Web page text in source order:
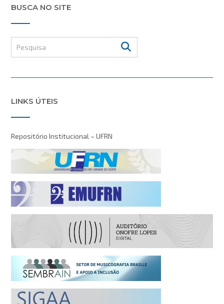
BUSCA NO SITE
LINKS ÚTEIS
Repositório Institucional – UFRN